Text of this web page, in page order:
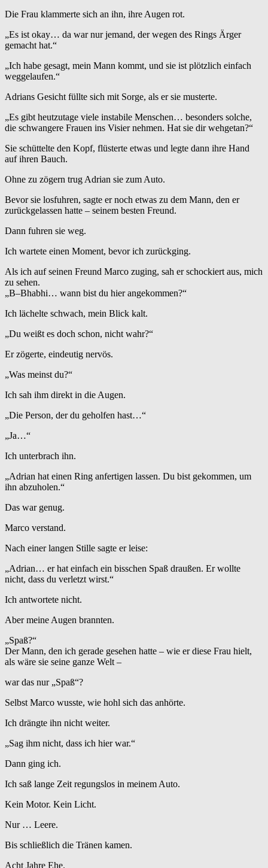
Die Frau klammerte sich an ihn, ihre Augen rot.
„Es ist okay… da war nur jemand, der wegen des Rings Ärger
gemacht hat.“
„Ich habe gesagt, mein Mann kommt, und sie ist plötzlich einfach
weggelaufen.“
Adrians Gesicht füllte sich mit Sorge, als er sie musterte.
„Es gibt heutzutage viele instabile Menschen… besonders solche,
die schwangere Frauen ins Visier nehmen. Hat sie dir wehgetan?“
Sie schüttelte den Kopf, flüsterte etwas und legte dann ihre Hand
auf ihren Bauch.
Ohne zu zögern trug Adrian sie zum Auto.
Bevor sie losfuhren, sagte er noch etwas zu dem Mann, den er
zurückgelassen hatte – seinem besten Freund.
Dann fuhren sie weg.
Ich wartete einen Moment, bevor ich zurückging.
Als ich auf seinen Freund Marco zuging, sah er schockiert aus, mich
zu sehen.
„B–Bhabhi… wann bist du hier angekommen?“
Ich lächelte schwach, mein Blick kalt.
„Du weißt es doch schon, nicht wahr?“
Er zögerte, eindeutig nervös.
„Was meinst du?“
Ich sah ihm direkt in die Augen.
„Die Person, der du geholfen hast…“
„Ja…“
Ich unterbrach ihn.
„Adrian hat einen Ring anfertigen lassen. Du bist gekommen, um
ihn abzuholen.“
Das war genug.
Marco verstand.
Nach einer langen Stille sagte er leise:
„Adrian… er hat einfach ein bisschen Spaß draußen. Er wollte
nicht, dass du verletzt wirst.“
Ich antwortete nicht.
Aber meine Augen brannten.
„Spaß?“
Der Mann, den ich gerade gesehen hatte – wie er diese Frau hielt,
als wäre sie seine ganze Welt –
war das nur „Spaß“?
Selbst Marco wusste, wie hohl sich das anhörte.
Ich drängte ihn nicht weiter.
„Sag ihm nicht, dass ich hier war.“
Dann ging ich.
Ich saß lange Zeit regungslos in meinem Auto.
Kein Motor. Kein Licht.
Nur … Leere.
Bis schließlich die Tränen kamen.
Acht Jahre Ehe.